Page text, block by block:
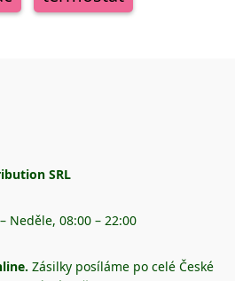
SRL
Neděle, 08:00 – 22:00
Zásilky posíláme po celé České